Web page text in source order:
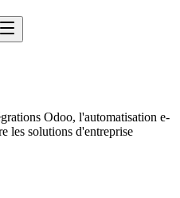
Odoo, l'automatisation e-
les solutions d'entreprise